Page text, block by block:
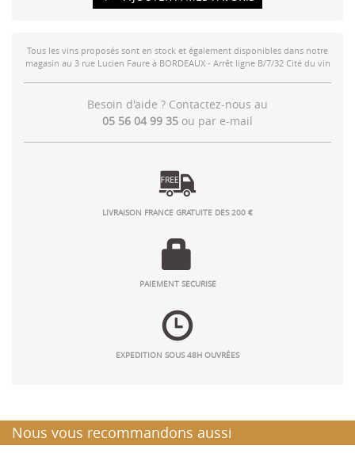
Tous les vins proposés sont en stock et également disponibles dans notre
magasin au 3 rue Lucien Faure à BORDEAUX - Arrêt ligne B/7/32 Cité du vin
Besoin d'aide ? Contactez-nous au
05 56 04 99 35 ou par e-mail
LIVRAISON FRANCE GRATUITE DES 200 €
PAIEMENT SECURISE
EXPEDITION SOUS 48H OUVRÉES
Nous vous recommandons aussi